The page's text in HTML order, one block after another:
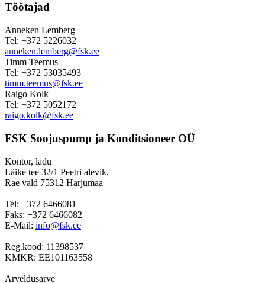
Töötajad
Anneken Lemberg
Tel: +372 5226032
anneken.lemberg@fsk.ee
Timm Teemus
Tel: +372 53035493
timm.teemus@fsk.ee
Raigo Kolk
Tel: +372 5052172
raigo.kolk@fsk.ee
FSK Soojuspump ja Konditsioneer OÜ
Kontor, ladu
Läike tee 32/1 Peetri alevik,
Rae vald 75312 Harjumaa
Tel: +372 6466081
Faks: +372 6466082
E-Mail: info@fsk.ee
Reg.kood: 11398537
KMKR: EE101163558
Arveldusarve